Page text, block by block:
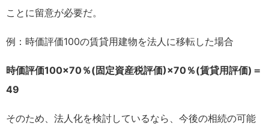
ことに留意が必要だ。
例：時価評価100の賃貸用建物を法人に移転した場合
時価評価100×70％(固定資産税評価)×70％(賃貸用評価)＝
49
そのため、法人化を検討しているなら、今後の相続の可能